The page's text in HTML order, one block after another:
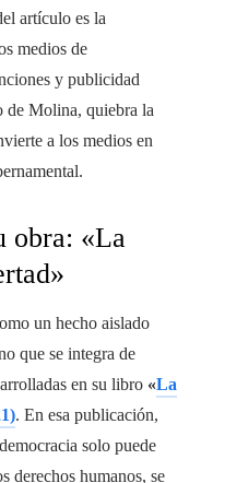
artículo es la
medios de
y publicidad
de Molina, quiebra la
a los medios en
obra: «La
un hecho aislado
que se integra de
en su libro «La
. En esa publicación,
solo puede
derechos humanos, se